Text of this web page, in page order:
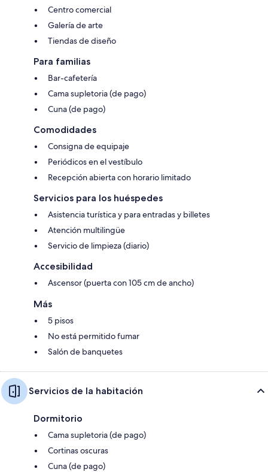
Centro comercial
Galería de arte
Tiendas de diseño
Para familias
Bar-cafetería
Cama supletoria (de pago)
Cuna (de pago)
Comodidades
Consigna de equipaje
Periódicos en el vestíbulo
Recepción abierta con horario limitado
Servicios para los huéspedes
Asistencia turística y para entradas y billetes
Atención multilingüe
Servicio de limpieza (diario)
Accesibilidad
Ascensor (puerta con 105 cm de ancho)
Más
5 pisos
No está permitido fumar
Salón de banquetes
Servicios de la habitación
Dormitorio
Cama supletoria (de pago)
Cortinas oscuras
Cuna (de pago)